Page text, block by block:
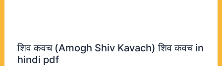
शिव कवच (Amogh Shiv Kavach) शिव कवच in
hindi pdf